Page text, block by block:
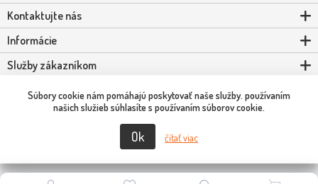
Kontaktujte nás
Informácie
Služby zákazníkom
Môj účet
Copyright © 2026 Scooter-Tuning SK. Všetky práva vyhradené.
Súbory cookie nám pomáhajú poskytovať naše služby. používaním
našich služieb súhlasíte s používaním súborov cookie.
Ok čítať viac